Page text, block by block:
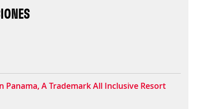
Panama, A Trademark All Inclusive Resort